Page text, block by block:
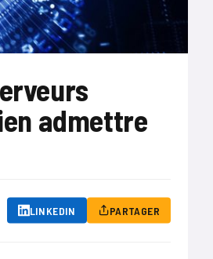
admettre
LINKEDIN PARTAGER